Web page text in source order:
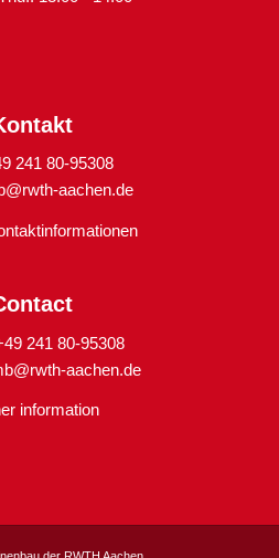
241 80-95308
aachen.de
241 80-95308
aachen.de
information